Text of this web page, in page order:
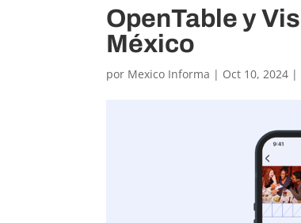
OpenTable y
México
por Mexico Informa | Oct 10, 2024 |